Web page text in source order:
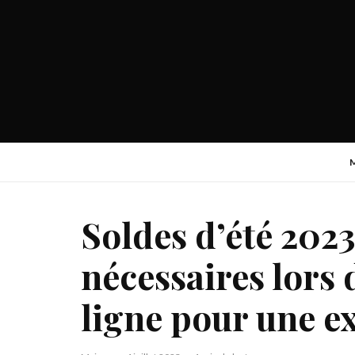
Soldes d’été
nécessaires lors
ligne pour une